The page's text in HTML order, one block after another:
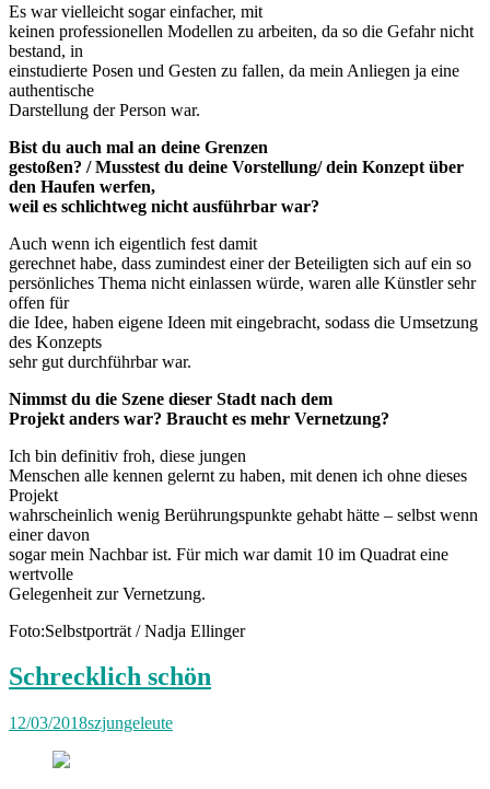
Es war vielleicht sogar einfacher, mit
keinen professionellen Modellen zu arbeiten, da so die Gefahr nicht
bestand, in
einstudierte Posen und Gesten zu fallen, da mein Anliegen ja eine
authentische
Darstellung der Person war.
Bist du auch mal an deine Grenzen
gestoßen? / Musstest du deine Vorstellung/ dein Konzept über
den Haufen werfen,
weil es schlichtweg nicht ausführbar war?
Auch wenn ich eigentlich fest damit
gerechnet habe, dass zumindest einer der Beteiligten sich auf ein so
persönliches Thema nicht einlassen würde, waren alle Künstler sehr
offen für
die Idee, haben eigene Ideen mit eingebracht, sodass die Umsetzung
des Konzepts
sehr gut durchführbar war.
Nimmst du die Szene dieser Stadt nach dem
Projekt anders war? Braucht es mehr Vernetzung?
Ich bin definitiv froh, diese jungen
Menschen alle kennen gelernt zu haben, mit denen ich ohne dieses
Projekt
wahrscheinlich wenig Berührungspunkte gehabt hätte – selbst wenn
einer davon
sogar mein Nachbar ist. Für mich war damit 10 im Quadrat eine
wertvolle
Gelegenheit zur Vernetzung.
Foto:Selbstporträt / Nadja Ellinger
Schrecklich schön
12/03/2018szjungeleute